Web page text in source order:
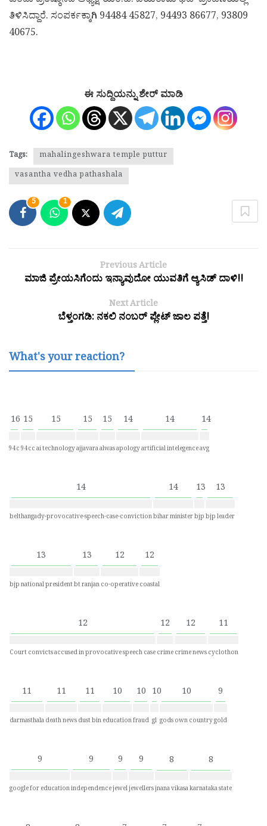
ತಿಳಿಸಿದ್ದಾರೆ. ಸಂಪರ್ಕಕ್ಕಾಗಿ 94484 45827, 94493 86677, 93809
40675.
ಈ ಸುದ್ದಿಯನ್ನು ಶೇರ್ ಮಾಡಿ
Tags:
mahalingeshwara temple puttur
vasantha vedha pathashala
5 1
Previous Article
ಮಾಜಿ ಪ್ರೇಯಸಿಗೆಂದು ಇನ್ಯಾವುದೋ ಯುವತಿಗೆ ಆ್ಯಸಿಡ್ ದಾಳಿ!!
Next Article
ಬೆಳ್ತಂಗಡಿ: ನಕಲಿ ನಂಬರ್ ಪ್ಲೇಟ್ ಜಾಲ ಪತ್ತೆ!
What's your reaction?
16
94c
15
94cc
15
ai technology
15
ajjavara
15
alwas
14
apology
14
artificial intelegence
14
avg
14
belthangady-provocative-speech-case-conviction
14
bihar minister
13
bjp
13
bjp leader
13
bjp national president
13
bt ranjan
12
co-operative
12
coastal
12
Court convicts accused in provocative speech case
12
crime
12
crime news
11
cyclothon
11
darmasthala
11
death news
11
dust bin
10
education
10
fraud
10
gl
10
gods own country
9
gold
9
google for education
9
independence
9
jewel
9
jewellers
8
jnana vikasa
8
karnataka state